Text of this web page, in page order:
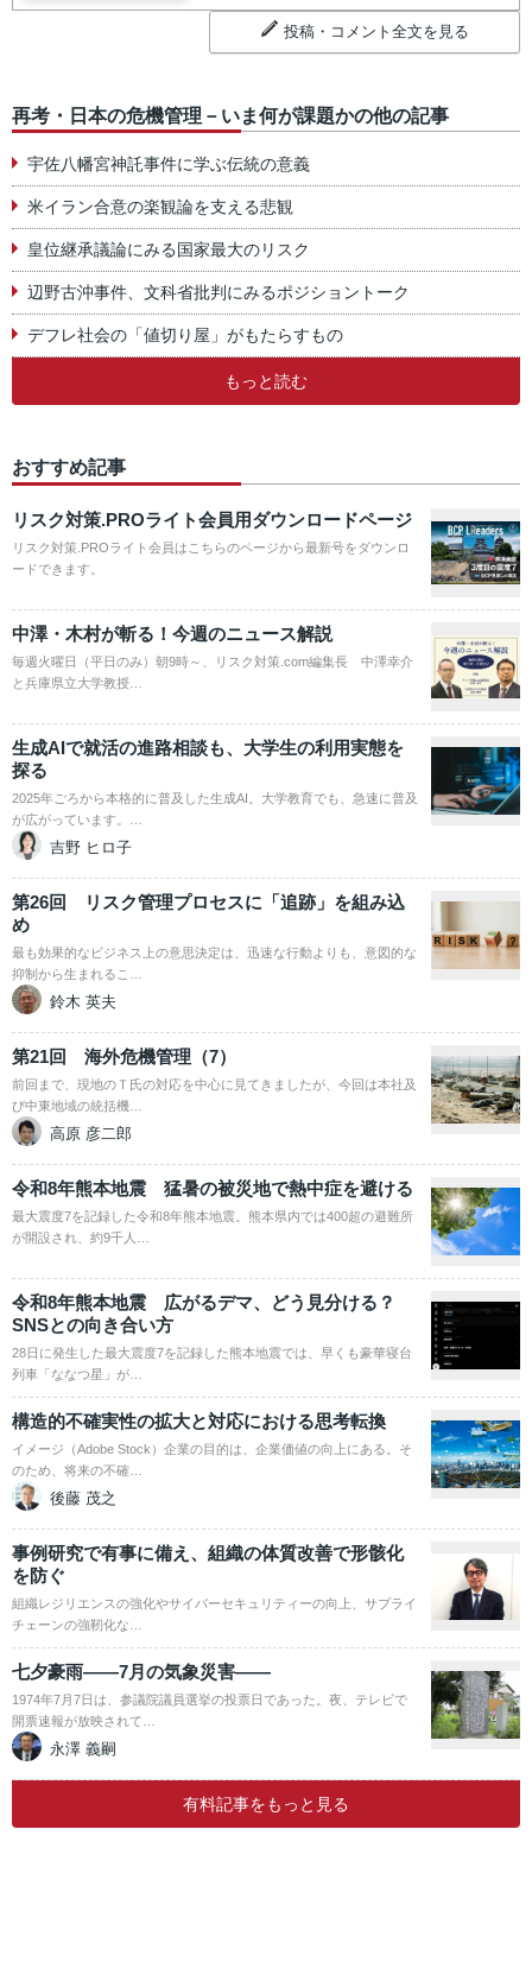
投稿・コメント全文を見る
再考・日本の危機管理－いま何が課題かの他の記事
宇佐八幡宮神託事件に学ぶ伝統の意義
米イラン合意の楽観論を支える悲観
皇位継承議論にみる国家最大のリスク
辺野古沖事件、文科省批判にみるポジショントーク
デフレ社会の「値切り屋」がもたらすもの
もっと読む
おすすめ記事
リスク対策.PROライト会員用ダウンロードページ
リスク対策.PROライト会員はこちらのページから最新号をダウンロ
ードできます。
中澤・木村が斬る！今週のニュース解説
毎週火曜日（平日のみ）朝9時～、リスク対策.com編集長 中澤幸介
と兵庫県立大学教授…
生成AIで就活の進路相談も、大学生の利用実態を
探る
2025年ごろから本格的に普及した生成AI。大学教育でも、急速に普及
が広がっています。…
吉野 ヒロ子
第26回 リスク管理プロセスに「追跡」を組み込
め
最も効果的なビジネス上の意思決定は、迅速な行動よりも、意図的な
抑制から生まれるこ…
鈴木 英夫
第21回 海外危機管理（7）
前回まで、現地のＴ氏の対応を中心に見てきましたが、今回は本社及
び中東地域の統括機…
高原 彦二郎
令和8年熊本地震 猛暑の被災地で熱中症を避ける
最大震度7を記録した令和8年熊本地震。熊本県内では400超の避難所
が開設され、約9千人…
令和8年熊本地震 広がるデマ、どう見分ける？
SNSとの向き合い方
28日に発生した最大震度7を記録した熊本地震では、早くも豪華寝台
列車「ななつ星」が…
構造的不確実性の拡大と対応における思考転換
イメージ（Adobe Stock）企業の目的は、企業価値の向上にある。そ
のため、将来の不確…
後藤 茂之
事例研究で有事に備え、組織の体質改善で形骸化
を防ぐ
組織レジリエンスの強化やサイバーセキュリティーの向上、サプライ
チェーンの強靭化な…
七夕豪雨――7月の気象災害――
1974年7月7日は、参議院議員選挙の投票日であった。夜、テレビで
開票速報が放映されて…
永澤 義嗣
有料記事をもっと見る